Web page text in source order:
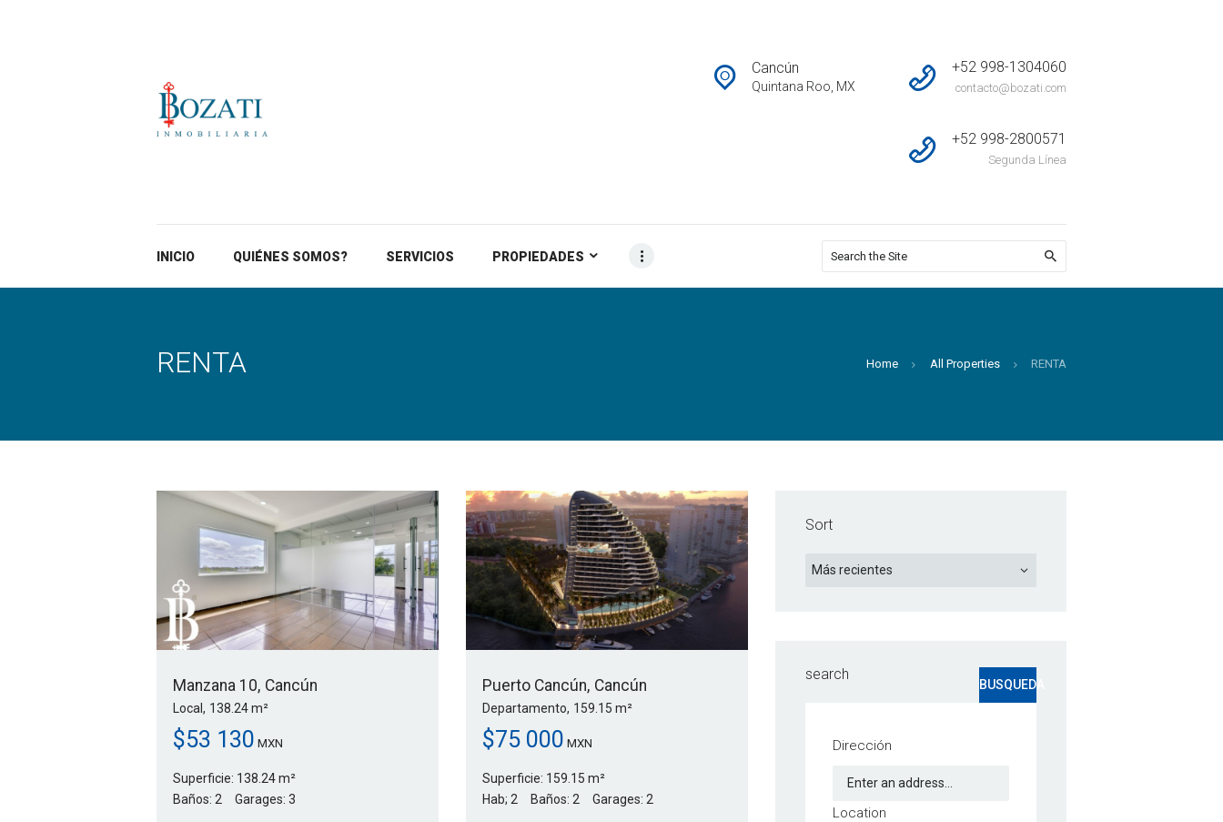
Cancún
Quintana Roo, MX
+52 998-1304060
contacto@bozati.com
+52 998-2800571
Segunda Línea
INICIO QUIÉNES SOMOS? SERVICIOS PROPIEDADES
RENTA Home All Properties RENTA
Manzana 10 Cancún
Local 138.24 m²
$53 130 MXN
Superficie: 138.24 m²
Baños: 2 Garages: 3
Puerto Cancún Cancún
Departamento 159.15 m²
$75 000 MXN
Superficie: 159.15 m²
Hab; 2 Baños: 2 Garages: 2
Sort
search
Dirección
Location
BUSQUEDA